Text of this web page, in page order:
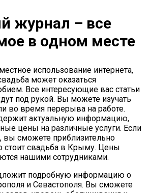
журнал – все
в одном месте
использование интернета,
может оказаться
Все интересующие вас статьи
под рукой. Вы можете изучать
во время перерыва на работе.
актуальную информацию,
цены на различные услуги. Если
вы сможете приблизительно
стоит свадьба в Крыму. Цены
нашими сотрудниками.
подробную информацию о
и Севастополя. Вы сможете